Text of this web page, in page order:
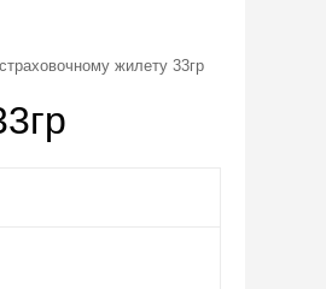
жилету 33гр